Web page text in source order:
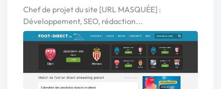
Chef de projet du site [URL MASQUÉE] :
Développement, SEO, rédaction...